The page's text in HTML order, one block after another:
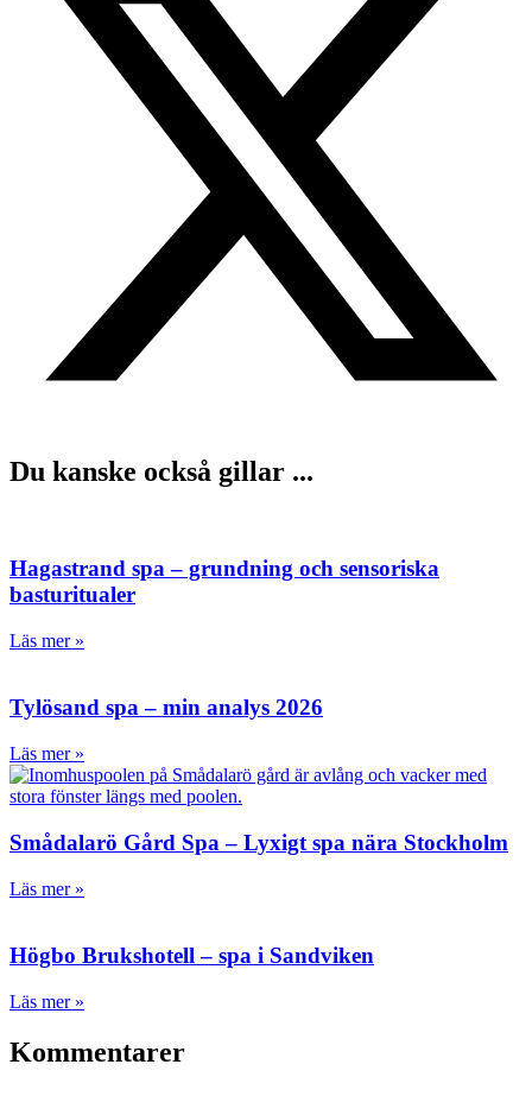
Du kanske också gillar ...
Hagastrand spa – grundning och sensoriska
basturitualer
Läs mer »
Tylösand spa – min analys 2026
Läs mer »
Smådalarö Gård Spa – Lyxigt spa nära Stockholm
Läs mer »
Högbo Brukshotell – spa i Sandviken
Läs mer »
Kommentarer